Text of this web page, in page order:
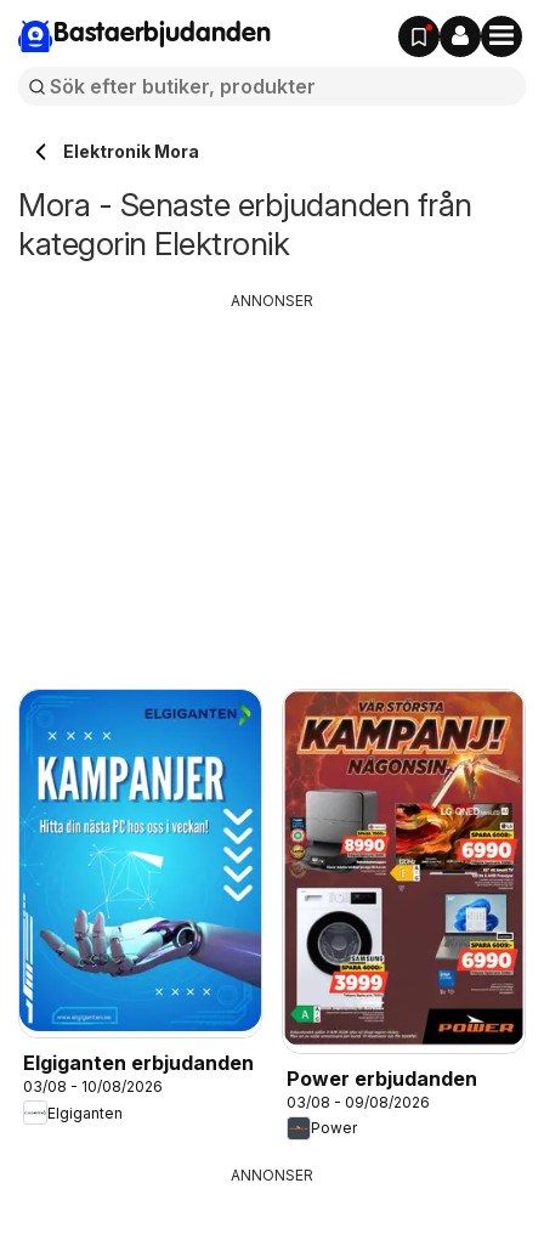
Bastaerbjudanden
Elektronik Mora
Mora - Senaste erbjudanden från
kategorin Elektronik
Elgiganten erbjudanden
03/08 - 10/08/2026
Elgiganten
Power erbjudanden
03/08 - 09/08/2026
Power
ANNONSER
ANNONSER